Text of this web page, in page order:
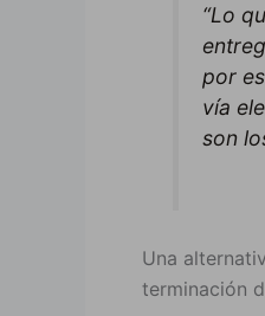
“Lo
por
vía
son
Una
terminación